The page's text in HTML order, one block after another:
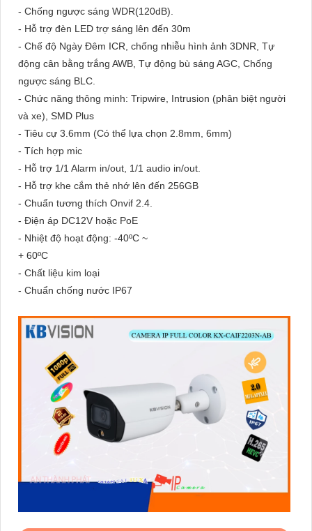
- Chống ngược sáng WDR(120dB).
- Hỗ trợ đèn LED trợ sáng lên đến 30m
- Chế độ Ngày Đêm ICR, chống nhiễu hình ảnh 3DNR, Tự
động cân bằng trắng AWB, Tự động bù sáng AGC, Chống
ngược sáng BLC.
- Chức năng thông minh: Tripwire, Intrusion (phân biệt người
và xe), SMD Plus
- Tiêu cự 3.6mm (Có thể lựa chọn 2.8mm, 6mm)
- Tích hợp mic
- Hỗ trợ 1/1 Alarm in/out, 1/1 audio in/out.
- Hỗ trợ khe cắm thẻ nhớ lên đến 256GB
- Chuẩn tương thích Onvif 2.4.
- Điện áp DC12V hoặc PoE
- Nhiệt độ hoạt động: -40ºC ~
+ 60ºC
- Chất liệu kim loại
- Chuẩn chống nước IP67